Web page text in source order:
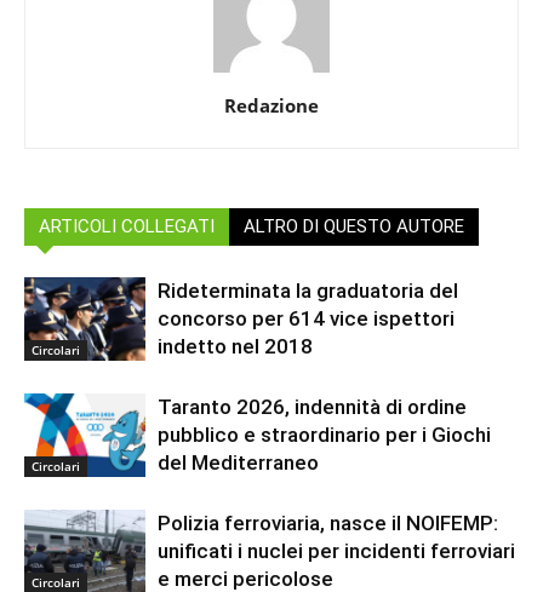
Redazione
ARTICOLI COLLEGATI ALTRO DI QUESTO AUTORE
Circolari
Rideterminata la graduatoria del
concorso per 614 vice ispettori
indetto nel 2018
Circolari
Taranto 2026, indennità di ordine
pubblico e straordinario per i Giochi
del Mediterraneo
Circolari
Polizia ferroviaria, nasce il NOIFEMP:
unificati i nuclei per incidenti ferroviari
e merci pericolose